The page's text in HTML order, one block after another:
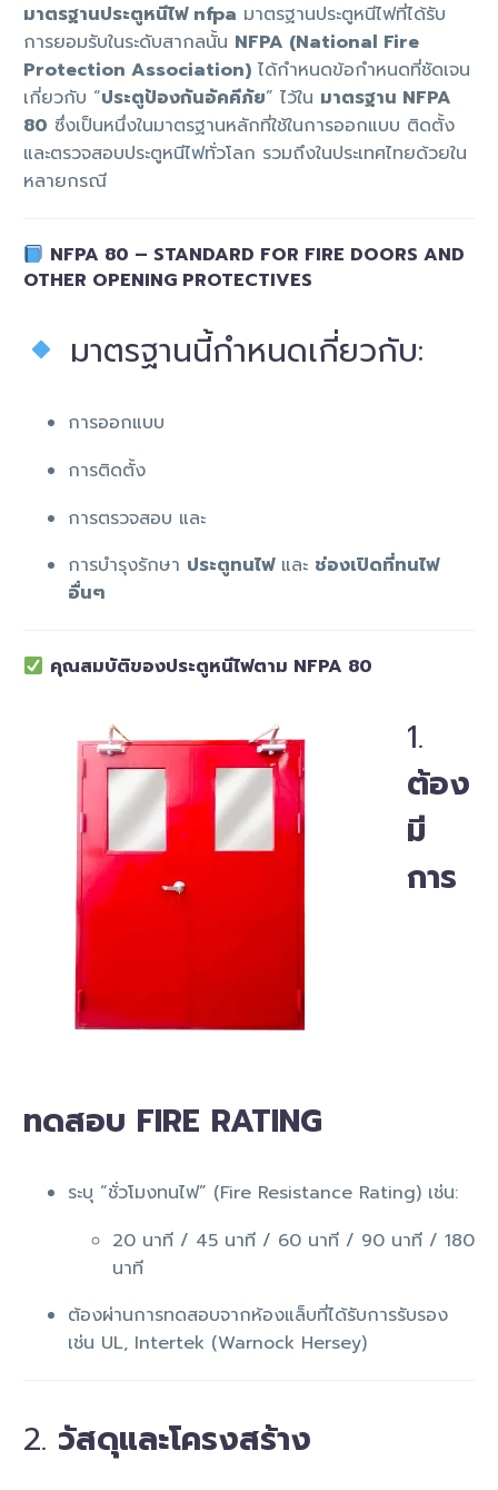
มาตรฐานประตูหนีไฟ nfpa มาตรฐานประตูหนีไฟที่ได้รับ
การยอมรับในระดับสากลนั้น NFPA (National Fire
Protection Association) ได้กำหนดข้อกำหนดที่ชัดเจน
เกี่ยวกับ “ประตูป้องกันอัคคีภัย” ไว้ใน มาตรฐาน NFPA
80 ซึ่งเป็นหนึ่งในมาตรฐานหลักที่ใช้ในการออกแบบ ติดตั้ง
และตรวจสอบประตูหนีไฟทั่วโลก รวมถึงในประเทศไทยด้วยใน
หลายกรณี
NFPA 80 – STANDARD FOR FIRE DOORS AND
OTHER OPENING PROTECTIVES
มาตรฐานนี้กำหนดเกี่ยวกับ:
การออกแบบ
การติดตั้ง
การตรวจสอบ และ
การบำรุงรักษา ประตูทนไฟและ ช่องเปิดที่ทนไฟ
อื่นๆ
คุณสมบัติของประตูหนีไฟตาม NFPA 80
1.
ต้อง
มี
การ
ทดสอบ FIRE RATING
ระบุ “ชั่วโมงทนไฟ” (Fire Resistance Rating) เช่น:
20 นาที / 45 นาที / 60 นาที / 90 นาที / 180
นาที
ต้องผ่านการทดสอบจากห้องแล็บที่ได้รับการรับรอง
เช่น UL, Intertek (Warnock Hersey)
2. วัสดุและโครงสร้าง